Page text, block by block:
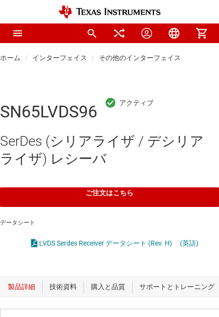
ホーム インターフェイス その他のインターフェイス
SN65LVDS96
SerDes (シリアライザ / デシリア
ライザ) レシーバ
ご注文はこちら
データシート
LVDS Serdes Receiver データシート (Rev. H) (英語)